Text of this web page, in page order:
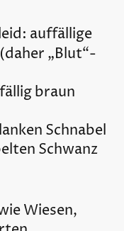
auffällige
(daher „Blut“-
braun
Schnabel
Schwanz
Wiesen,